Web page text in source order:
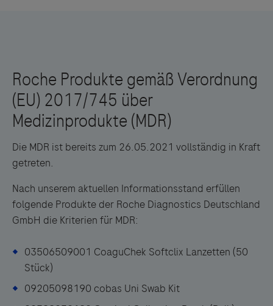
Die MDR ist bereits zum 26.05.2021 vollständig in Kraft
getreten.
Nach unserem aktuellen Informationsstand erfüllen
folgende Produkte der Roche Diagnostics Deutschland
GmbH die Kriterien für MDR:
03506509001 CoaguChek Softclix Lanzetten (50
Stück)
09205098190 cobas Uni Swab Kit